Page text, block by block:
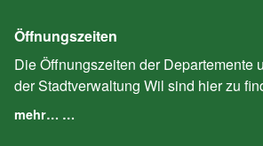
Öffnungszeiten
Die Öffnungszeiten der Departemente
der Stadtverwaltung Wil sind hier zu
mehr… …